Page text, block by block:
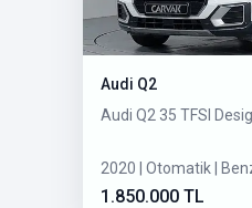
Audi Q2
Audi Q2 35 TFSI
2020 | Otomatik |
1.850.000 TL